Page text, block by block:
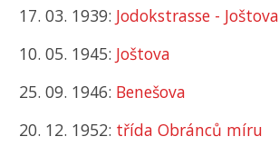
17. 03. 1939: Jodokstrasse - Joštova
10. 05. 1945: Joštova
25. 09. 1946: Benešova
20. 12. 1952: třída Obránců míru